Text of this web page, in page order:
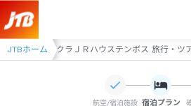
JTBホーム
ホテルオークラＪＲハウステンボス 旅行・ツ
航空/宿泊施設 宿泊プラン